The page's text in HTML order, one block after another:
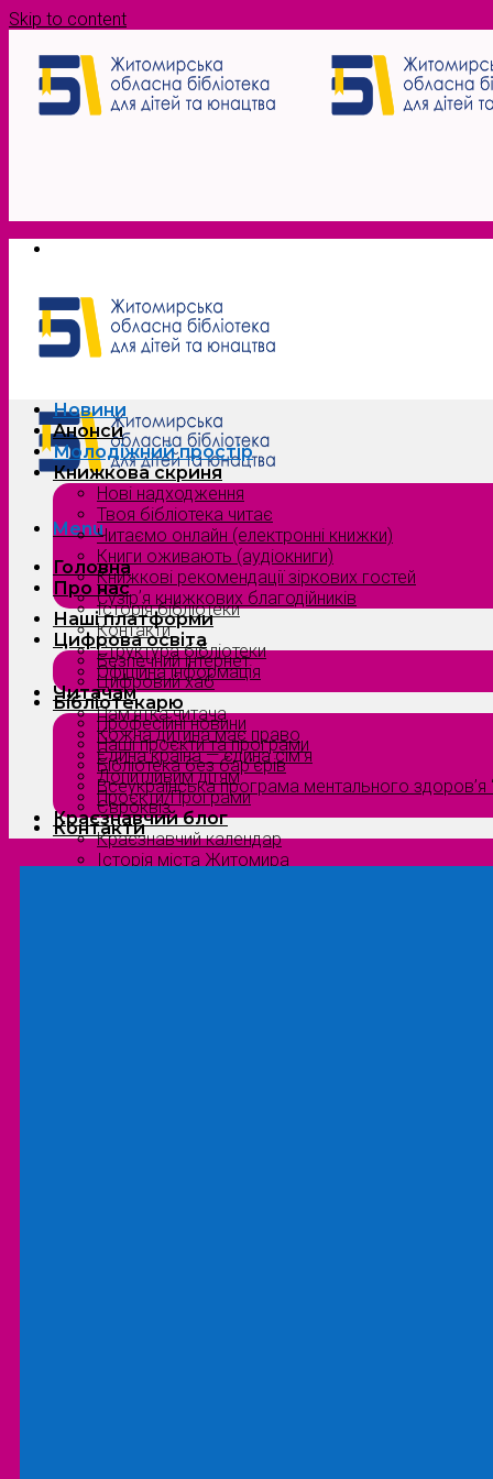
Skip to content
Menu
Головна
Про нас
Історія бібліотеки
Контакти
Структура бібліотеки
Офіційна інформація
Читачам
Пам’ятка читача
Кожна дитина має право
Єдина країна — єдина сім’я
Допитливим дітям
Проєкти/Програми
Краєзнавчий блог
Краєзнавчий календар
Історія міста Житомира
Новини
Анонси
Молодіжний простір
Книжкова скриня
Нові надходження
Твоя бібліотека читає
Читаємо онлайн (електронні книжки)
Книги оживають (аудіокниги)
Книжкові рекомендації зіркових гостей
Сузірʼя книжкових благодійників
Наші платформи
Цифрова освіта
Безпечний інтернет
Цифровий хаб
Бібліотекарю
Професійні новини
Наші проєкти та програми
Бібліотека без бар’єрів
Всеукраїнська програма ментального здоров’я
Євроквіз
Контакти